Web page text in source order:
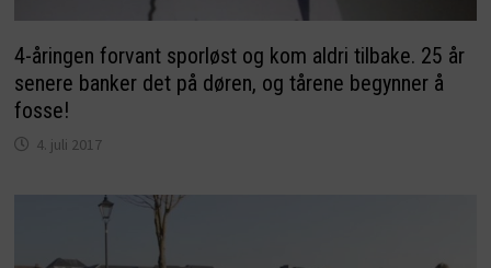
4-åringen forvant sporløst og kom aldri tilbake. 25 år
senere banker det på døren, og tårene begynner å
fosse!
4. juli 2017